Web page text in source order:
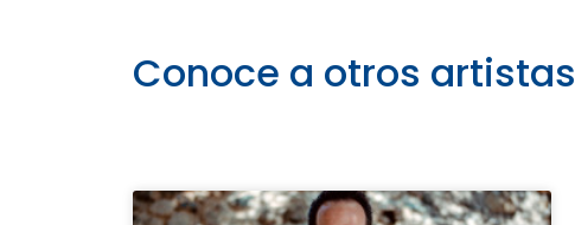
Conoce a otros artistas